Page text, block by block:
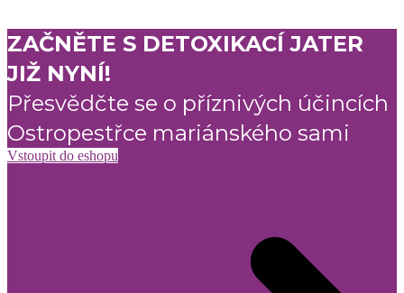
ZAČNĚTE S DETOXIKACÍ JATER
JIŽ NYNÍ!
Přesvědčte se o příznivých účincích
Ostropestřce mariánského sami
Vstoupit do eshopu